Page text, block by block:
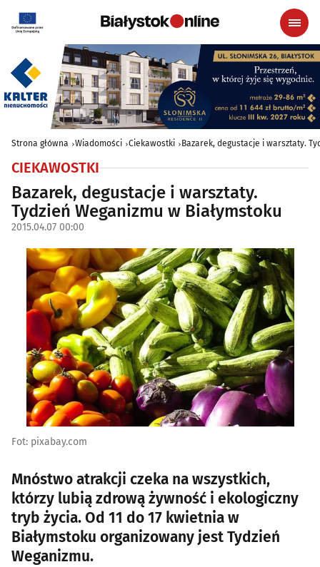
Strona główna Wiadomości Ciekawostki Bazarek, degustacje i warsztaty.
CIEKAWOSTKI
Bazarek, degustacje i warsztaty.
Tydzień Weganizmu w Białymstoku
2015.04.07 00:00
Fot: pixabay.com
Mnóstwo atrakcji czeka na wszystkich,
którzy lubią zdrową żywność i ekologiczny
tryb życia. Od 11 do 17 kwietnia w
Białymstoku organizowany jest Tydzień
Weganizmu.